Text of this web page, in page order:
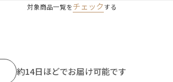
対象商品一覧をチェック する
約14日ほどでお届け可能です